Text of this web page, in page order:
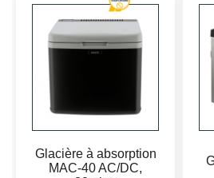
Glacière à absorption
MAC-40 AC/DC,